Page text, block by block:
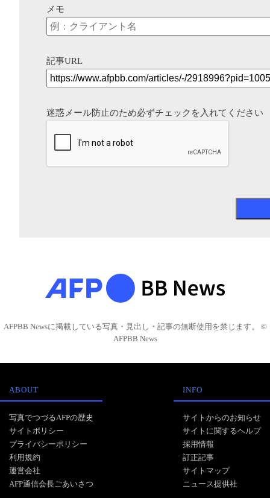
メモ
記事URL
迷惑メール防止のため必ずチェックを入れてください
AFPBB Newsに掲載している写真・見出し・記事の無断使用を禁じます。 ©
AFPBB News
ABOUT
写真でつづるAFPの歴史
サイトポリシー
プライバシーポリシー
利用規約
運営会社
AFP通信会長ごあいさつ
INFO
サイトからのお知らせ
サイトに関するヘルプ
採用情報
訂正記事
サイトマップ
ニュース提供社